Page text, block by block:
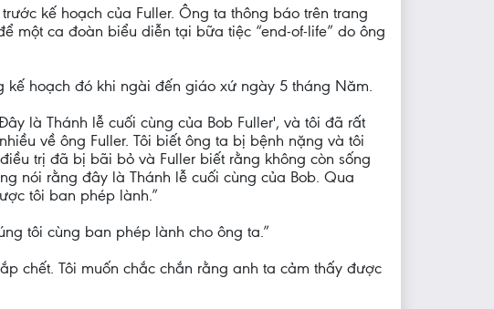
kế hoạch của Fuller. Ông ta thông báo trên trang
một ca đoàn biểu diễn tại bữa tiệc “end-of-life” do ông
kế hoạch đó khi ngài đến giáo xứ ngày 5 tháng Năm.
là Thánh lễ cuối cùng của Bob Fuller', và tôi đã rất
về ông Fuller. Tôi biết ông ta bị bệnh nặng và tôi
trị đã bị bãi bỏ và Fuller biết rằng không còn sống
nói rằng đây là Thánh lễ cuối cùng của Bob. Qua
tôi ban phép lành.”
tôi cùng ban phép lành cho ông ta.”
chết. Tôi muốn chắc chắn rằng anh ta cảm thấy được